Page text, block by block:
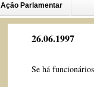
Ação Parlamentar
26.06.1997
Se há